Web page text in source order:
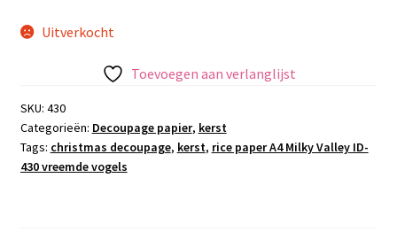
Uitverkocht
Toevoegen aan verlanglijst
SKU: 430
Categorieën: Decoupage papier, kerst
Tags: christmas decoupage, kerst, rice paper A4 Milky Valley ID-
430 vreemde vogels